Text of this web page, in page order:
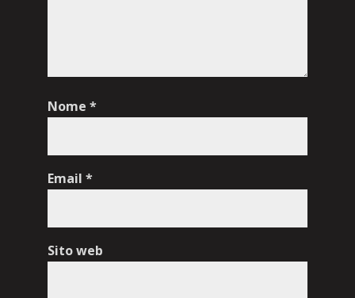
Nome *
Email *
Sito web